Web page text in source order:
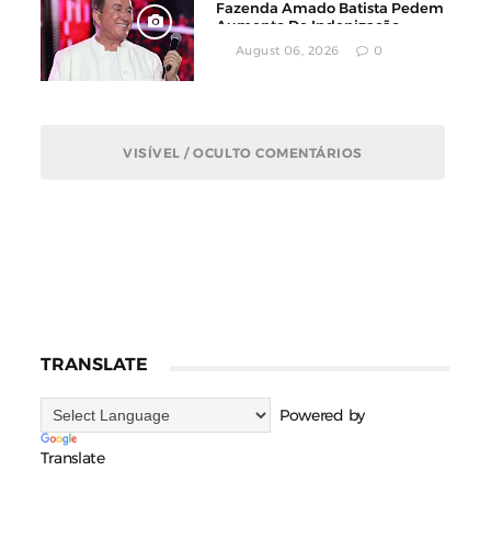
Fazenda Amado Batista Pedem
Aumento De Indenização
August 06, 2026 0
VISÍVEL / OCULTO COMENTÁRIOS